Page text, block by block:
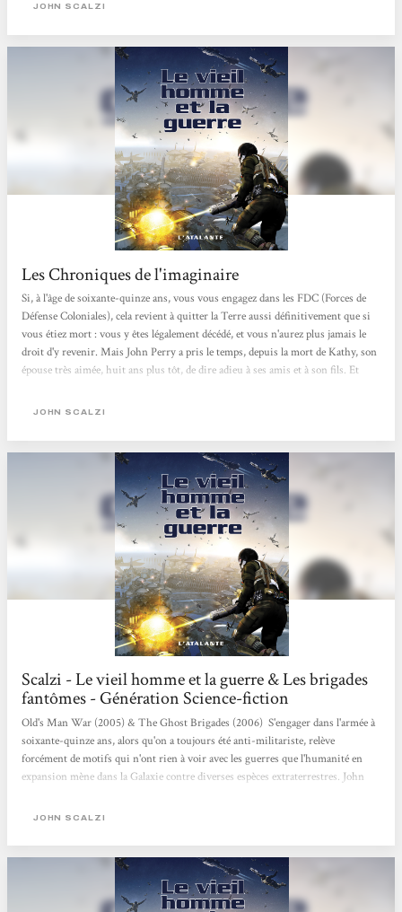
JOHN SCALZI
Les Chroniques de l'imaginaire
Si, à l'âge de soixante-quinze ans, vous vous engagez dans les FDC (Forces de
Défense Coloniales), cela revient à quitter la Terre aussi définitivement que si
vous étiez mort : vous y êtes légalement décédé, et vous n'aurez plus jamais le
droit d'y revenir. Mais John Perry a pris le temps, depuis la mort de Kathy, son
épouse très aimée, huit ans plus tôt, de dire adieu à ses amis et à son fils. Et
trouvé les clés du rajeunissement. Quasiment dès son embarquement, il se
JOHN SCALZI
Scalzi - Le vieil homme et la guerre & Les brigades
fantômes - Génération Science-fiction
Old's Man War (2005) & The Ghost Brigades (2006) S'engager dans l'armée à
soixante-quinze ans, alors qu'on a toujours été anti-militariste, relève
forcément de motifs qui n'ont rien à voir avec les guerres que l'humanité en
expansion mène dans la Galaxie contre diverses espèces extraterrestres. John
deux ans de service dans les Forces de défense coloniale, l'armée promet de lui
JOHN SCALZI